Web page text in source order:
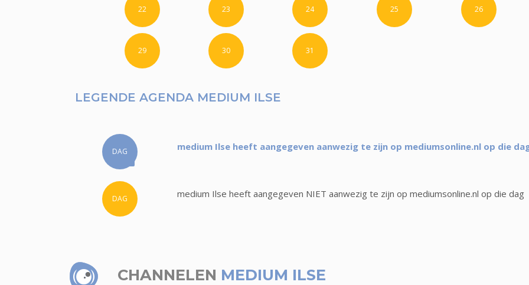
22 23 24 25 26
29 30 31
LEGENDE AGENDA MEDIUM ILSE
DAG medium Ilse heeft aangegeven aanwezig te zijn op mediumsonline.nl op die
DAG medium Ilse heeft aangegeven NIET aanwezig te zijn op mediumsonline.nl op die dag
CHANNELEN MEDIUM ILSE